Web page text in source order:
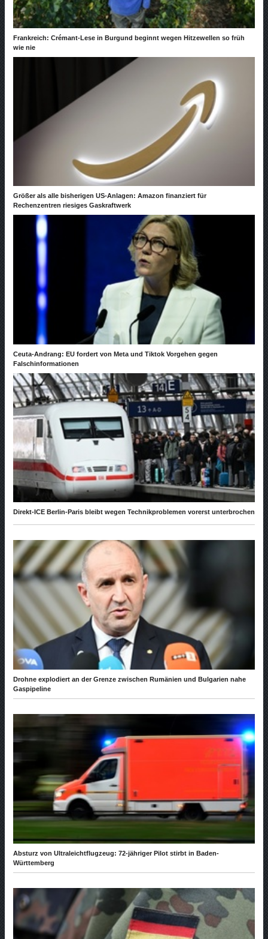
Frankreich: Crémant-Lese in Burgund beginnt wegen Hitzewellen so früh
wie nie
Größer als alle bisherigen US-Anlagen: Amazon finanziert für
Rechenzentren riesiges Gaskraftwerk
Ceuta-Andrang: EU fordert von Meta und Tiktok Vorgehen gegen
Falschinformationen
Direkt-ICE Berlin-Paris bleibt wegen Technikproblemen vorerst unterbrochen
Drohne explodiert an der Grenze zwischen Rumänien und Bulgarien nahe
Gaspipeline
Absturz von Ultraleichtflugzeug: 72-jähriger Pilot stirbt in Baden-
Württemberg